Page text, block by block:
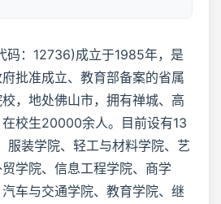
码：12736)成立于1985年，是
批准成立、教育部备案的省属
，地处佛山市，拥有禅城、高
校生20000余人。目前设有13
服装学院、轻工与材料学院、艺
学院、信息工程学院、商学
车与交通学院、教育学院、继